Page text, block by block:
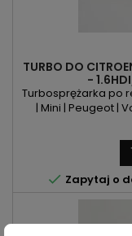
TURBO DO
-
Turbosprężarka po
| Mini | Peugeot |
Xsara Picasso | C-
Cooper | One |
Partner | C30 | S40 |
 Zapytaj o